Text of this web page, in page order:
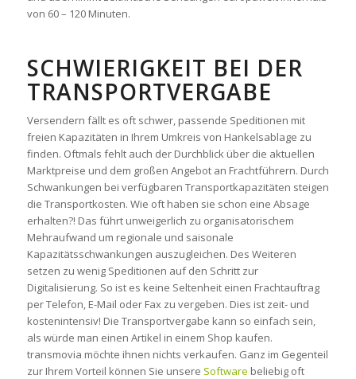
von 60 – 120 Minuten.
SCHWIERIGKEIT BEI DER
TRANSPORTVERGABE
Versendern fällt es oft schwer, passende Speditionen mit
freien Kapazitäten in Ihrem Umkreis von Hankelsablage zu
finden. Oftmals fehlt auch der Durchblick über die aktuellen
Marktpreise und dem großen Angebot an Frachtführern. Durch
Schwankungen bei verfügbaren Transportkapazitäten steigen
die Transportkosten. Wie oft haben sie schon eine Absage
erhalten?! Das führt unweigerlich zu organisatorischem
Mehraufwand um regionale und saisonale
Kapazitätsschwankungen auszugleichen. Des Weiteren
setzen zu wenig Speditionen auf den Schritt zur
Digitalisierung. So ist es keine Seltenheit einen Frachtauftrag
per Telefon, E-Mail oder Fax zu vergeben. Dies ist zeit- und
kostenintensiv! Die Transportvergabe kann so einfach sein,
als würde man einen Artikel in einem Shop kaufen.
transmovia möchte ihnen nichts verkaufen. Ganz im Gegenteil
zur Ihrem Vorteil können Sie unsere Software beliebig oft